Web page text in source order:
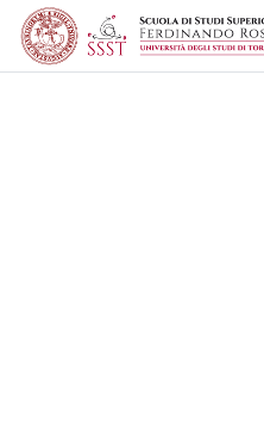
Vai al contenuto principale